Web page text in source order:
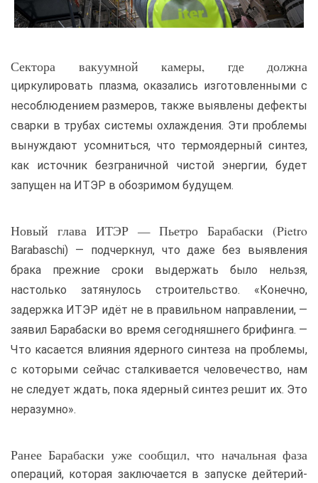
Сектора вакуумной камеры, где должна
циркулировать плазма, оказались изготовленными с
несоблюдением размеров, также выявлены дефекты
сварки в трубах системы охлаждения. Эти проблемы
вынуждают усомниться, что термоядерный синтез,
как источник безграничной чистой энергии, будет
запущен на ИТЭР в обозримом будущем.
Новый глава ИТЭР — Пьетро Барабаски (Pietro
Barabaschi) — подчеркнул, что даже без выявления
брака прежние сроки выдержать было нельзя,
настолько затянулось строительство. «Конечно,
задержка ИТЭР идёт не в правильном направлении, —
заявил Барабаски во время сегодняшнего брифинга. —
Что касается влияния ядерного синтеза на проблемы,
с которыми сейчас сталкивается человечество, нам
не следует ждать, пока ядерный синтез решит их. Это
неразумно».
Ранее Барабаски уже сообщил, что начальная фаза
операций, которая заключается в запуске дейтерий-